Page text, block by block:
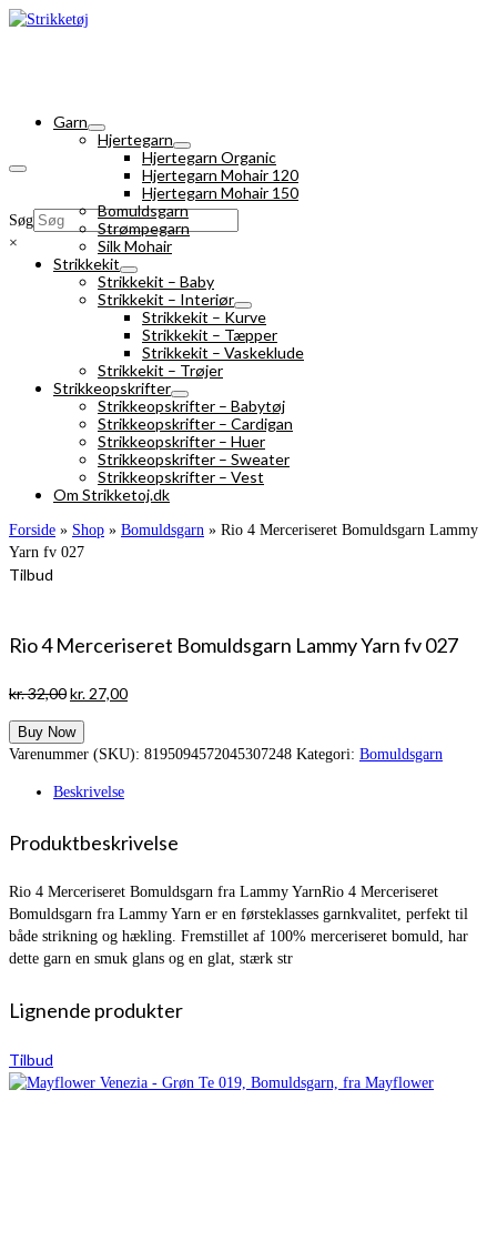
Søg
×
Garn
Hjertegarn
Hjertegarn Organic
Hjertegarn Mohair 120
Hjertegarn Mohair 150
Bomuldsgarn
Strømpegarn
Silk Mohair
Strikkekit
Strikkekit – Baby
Strikkekit – Interiør
Strikkekit – Kurve
Strikkekit – Tæpper
Strikkekit – Vaskeklude
Strikkekit – Trøjer
Strikkeopskrifter
Strikkeopskrifter – Babytøj
Strikkeopskrifter – Cardigan
Strikkeopskrifter – Huer
Strikkeopskrifter – Sweater
Strikkeopskrifter – Vest
Om Strikketoj.dk
Forside » Shop » Bomuldsgarn » Rio 4 Merceriseret Bomuldsgarn Lammy
Yarn fv 027
Tilbud
Rio 4 Merceriseret Bomuldsgarn Lammy Yarn fv 027
kr.32,00Den
pris
var:
kr. 27,00Den
er:
Buy Now
Varenummer (SKU): 8195094572045307248 Kategori: Bomuldsgarn
Beskrivelse
Produktbeskrivelse
Rio 4 Merceriseret Bomuldsgarn fra Lammy YarnRio 4 Merceriseret
Bomuldsgarn fra Lammy Yarn er en førsteklasses garnkvalitet, perfekt til
både strikning og hækling. Fremstillet af 100% merceriseret bomuld, har
dette garn en smuk glans og en glat, stærk str
Lignende produkter
Tilbud